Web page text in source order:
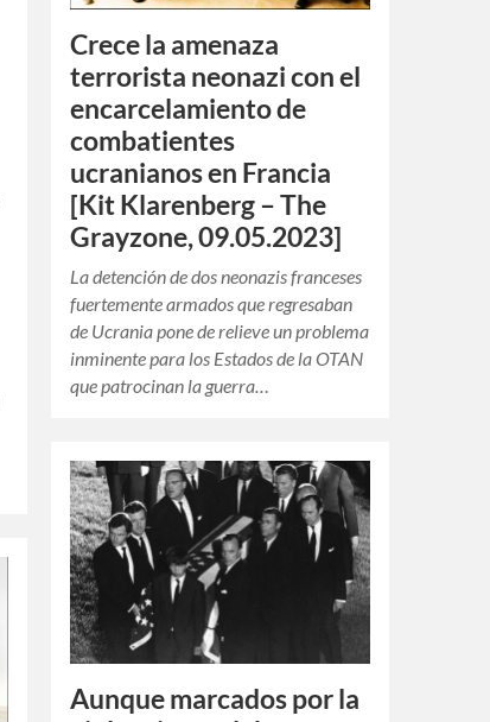
Crece la amenaza
terrorista neonazi con el
encarcelamiento de
combatientes
ucranianos en Francia
[Kit Klarenberg – The
Grayzone, 09.05.2023]
La detención de dos neonazis franceses
fuertemente armados que regresaban
de Ucrania pone de relieve un problema
inminente para los Estados de la OTAN
que patrocinan la guerra…
Aunque marcados por la